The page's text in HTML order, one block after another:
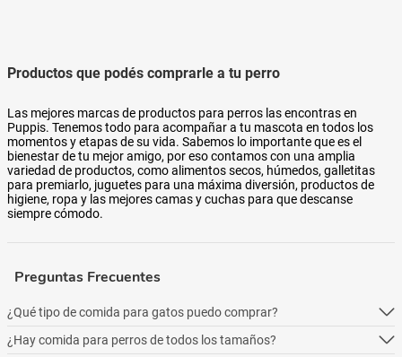
Productos que podés comprarle a tu perro
Las mejores marcas de productos para perros las encontras en
Puppis. Tenemos todo para acompañar a tu mascota en todos los
momentos y etapas de su vida. Sabemos lo importante que es el
bienestar de tu mejor amigo, por eso contamos con una amplia
variedad de productos, como alimentos secos, húmedos, galletitas
para premiarlo, juguetes para una máxima diversión, productos de
higiene, ropa y las mejores camas y cuchas para que descanse
siempre cómodo.
Preguntas Frecuentes
¿Qué tipo de comida para gatos puedo comprar?
Podés comprar online 5 tipos: alimento seco para perros, alimento
¿Hay comida para perros de todos los tamaños?